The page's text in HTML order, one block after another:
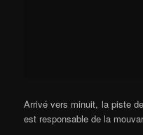
Arrivé vers minuit, la piste
est responsable de la